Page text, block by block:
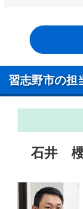
習志野市の担
石井